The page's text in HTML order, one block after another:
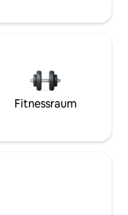
Fitnessraum